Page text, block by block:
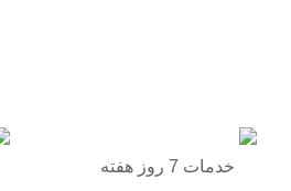
خدمات 7 روز هفته